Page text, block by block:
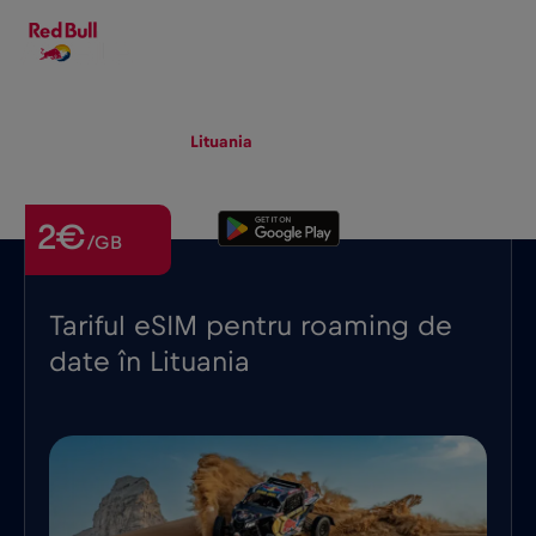
Lituania
Tariful eSIM pentru roaming de
date în Lituania
2€/GB